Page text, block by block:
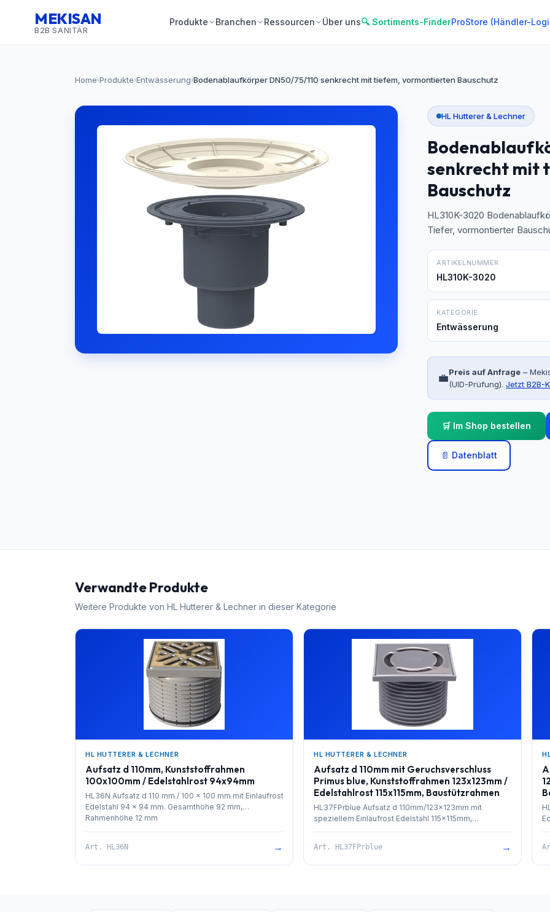
MEKISAN
B2B SANITÄR
Produkte Branchen Ressourcen Über uns🔍 Sortiments-FinderProStore (Händler-
Home›Produkte›Entwässerung›Bodenablaufkörper DN50/75/110 senkrecht mit tiefem, vormontierten Bauschutz
HL Hutterer & Lechner
senkrecht mit
Bauschutz
HL310K-3020
Tiefer, vormontierter
ARTIKELNUMMER
HL310K-3020
KATEGORIE
Entwässerung
💼Preis auf Anfrage –
(UID-Prüfung). Jetzt B2B-
🛒 Im Shop bestellen
📄 Datenblatt
Verwandte Produkte
Weitere Produkte von HL Hutterer & Lechner in dieser Kategorie
HL HUTTERER & LECHNER
Aufsatz d 110mm, Kunststoffrahmen
100x100mm / Edelstahlrost 94x94mm
HL36N Aufsatz d 110 mm / 100 x 100 mm mit Einlaufrost
Edelstahl 94 x 94 mm. Gesamthöhe 92 mm,
Rahmenhöhe 12 mm
Art. HL36N →
HL HUTTERER & LECHNER
Aufsatz d 110mm mit Geruchsverschluss
Primus blue, Kunststoffrahmen 123x123mm /
Edelstahlrost 115x115mm, Baustützrahmen
HL37FPrblue Aufsatz d 110mm/123x123mm mit
speziellem Einlaufrost Edelstahl 115x115mm,
Geruchsverschluss Primus blue, O-Ring und
Art. HL37FPrblue →